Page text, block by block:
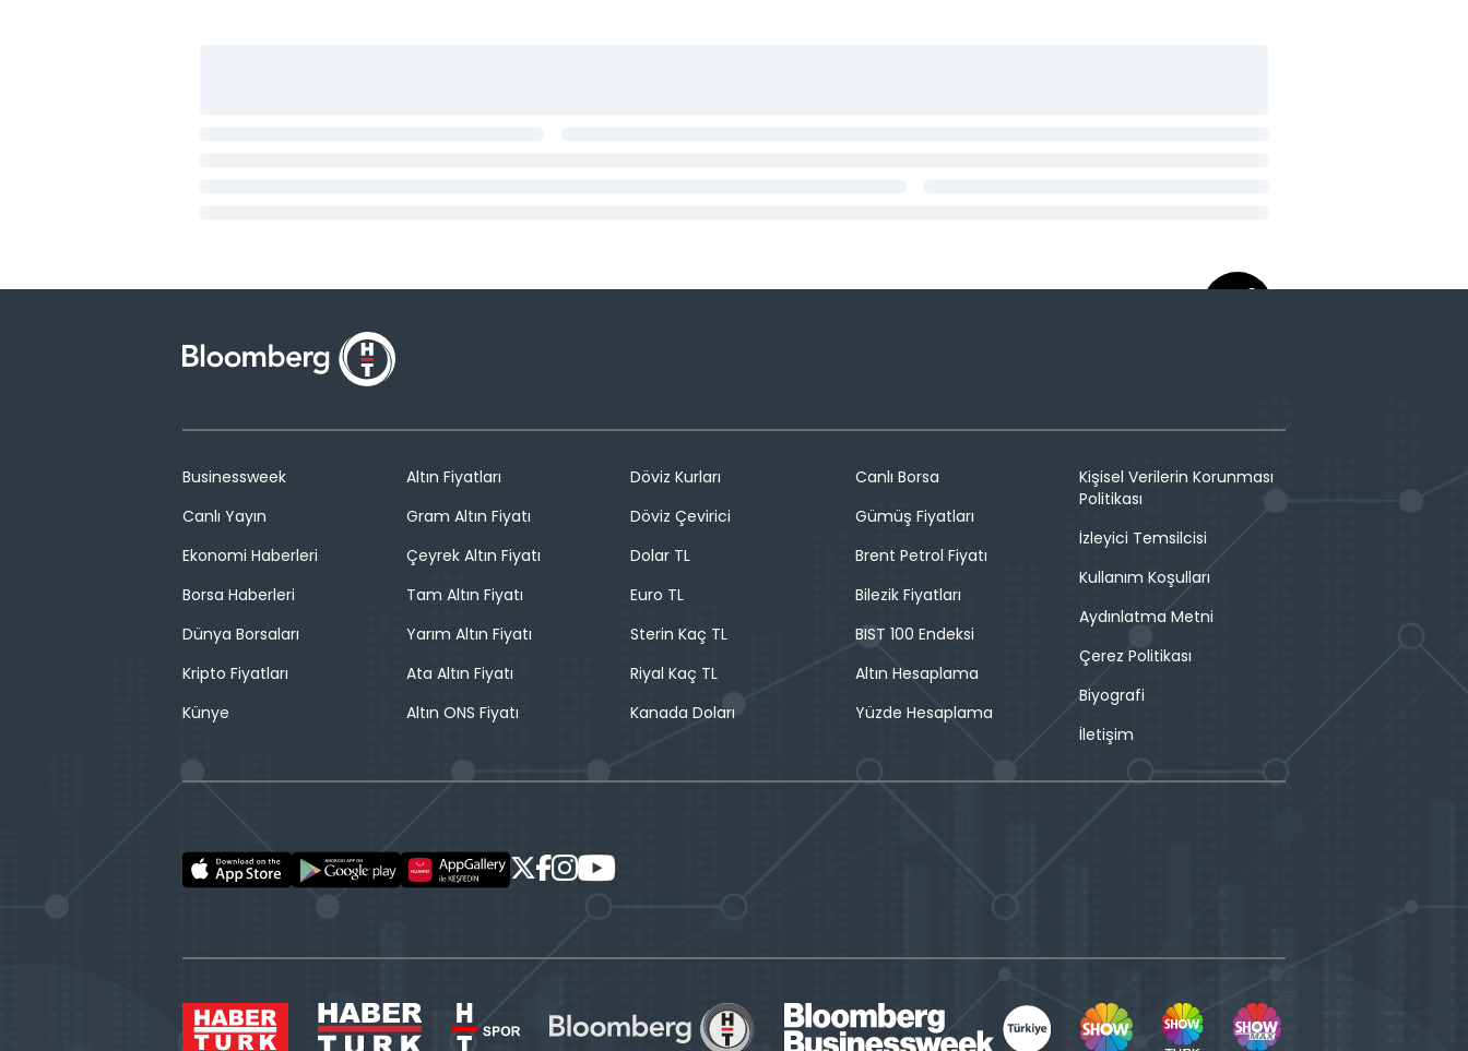
Businessweek
Canlı Yayın
Ekonomi Haberleri
Borsa Haberleri
Dünya Borsaları
Kripto Fiyatları
Künye
Altın Fiyatları
Gram Altın Fiyatı
Çeyrek Altın Fiyatı
Tam Altın Fiyatı
Yarım Altın Fiyatı
Ata Altın Fiyatı
Altın ONS Fiyatı
Döviz Kurları
Döviz Çevirici
Dolar TL
Euro TL
Sterin Kaç TL
Riyal Kaç TL
Kanada Doları
Canlı Borsa
Gümüş Fiyatları
Brent Petrol Fiyatı
Bilezik Fiyatları
BIST 100 Endeksi
Altın Hesaplama
Yüzde Hesaplama
Kişisel Verilerin Korunması
Politikası
İzleyici Temsilcisi
Kullanım Koşulları
Aydınlatma Metni
Çerez Politikası
Biyografi
İletişim